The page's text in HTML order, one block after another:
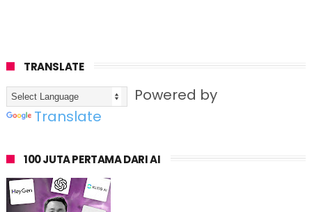
TRANSLATE
Powered by
Translate
100 JUTA PERTAMA DARI AI